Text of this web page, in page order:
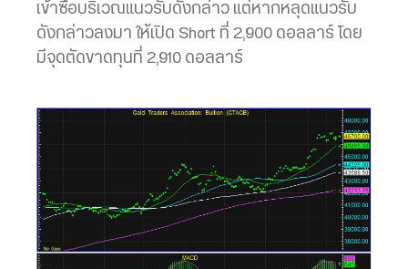
เข้าซื้อบริเวณแนวรับดังกล่าว แต่หากหลุดแนวรับ
ดังกล่าวลงมา ให้เปิด Short ที่ 2,900 ดอลลาร์ โดย
มีจุดตัดขาดทุนที่ 2,910 ดอลลาร์